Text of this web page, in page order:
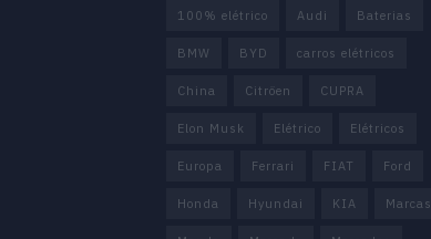
100% elétrico Audi Baterias
BMW BYD carros elétricos
China Citröen CUPRA
Elon Musk Elétrico Elétricos
Europa Ferrari FIAT Ford
Honda Hyundai KIA Marcas